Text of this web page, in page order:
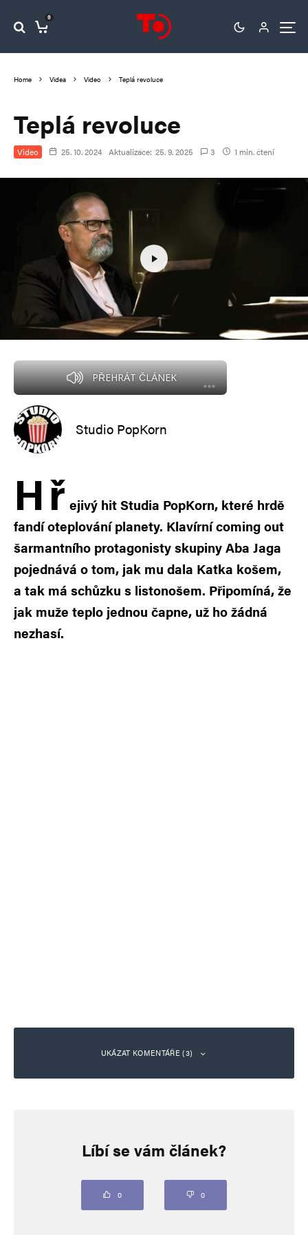
0
Home Videa Video Teplá revoluce
Teplá revoluce
Video 25. 10. 2024 Aktualizace: 25. 9. 2025 3 1 min. čtení
PŘEHRÁT ČLÁNEK
Studio PopKorn
Hř ejivý hit Studia PopKorn, které hrdě
fandí oteplování planety. Klavírní coming out
šarmantního protagonisty skupiny Aba Jaga
pojednává o tom, jak mu dala Katka košem,
a tak má schůzku s listonošem. Připomíná, že
jak muže teplo jednou čapne, už ho žádná
nezhasí.
UKÁZAT KOMENTÁŘE (3)
26. 10. 2024 (14:49)
Líbí se vám článek?
0 0